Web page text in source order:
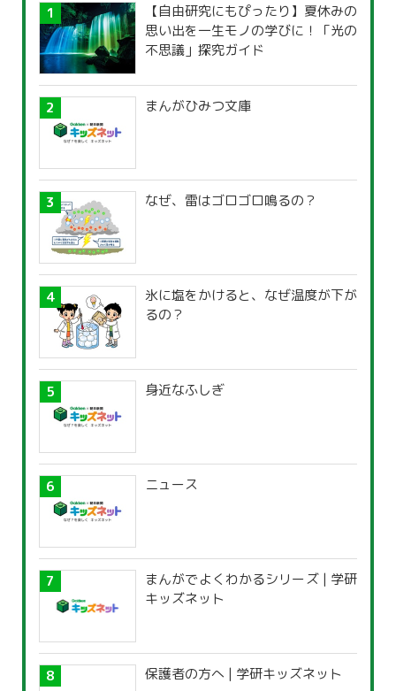
【自由研究にもぴったり】夏休みの
思い出を一生モノの学びに！「光の
不思議」探究ガイド
まんがひみつ文庫
なぜ、雷はゴロゴロ鳴るの？
氷に塩をかけると、なぜ温度が下が
るの？
身近なふしぎ
ニュース
まんがでよくわかるシリーズ | 学研
キッズネット
保護者の方へ | 学研キッズネット